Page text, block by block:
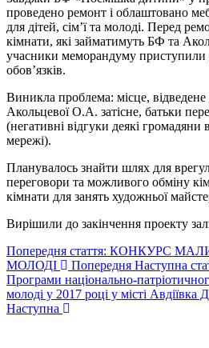
проведено ремонт і облаштовано
для дітей, сім’ї та молоді. Перед
кімнати, які займатимуть БФ та
учасники меморандуму приступили
обов’язків.
Виникла проблема: місце, відведене
Акольцевої О.А. затісне, батьки
(негативні відгуки деякі громадяни
мережі).
Планувалось знайти шлях для
переговори та можливого обміну
кімнати для занять художньої
Вирішили до закінчення проекту
Попередня стаття: КОНКУРС
МОЛОДІ
Попередня Наступна
Програми національно-
молоді у 2017 році у місті Авдіївка
Наступна